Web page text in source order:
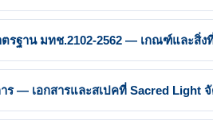
รฐาน มทช.2102-2562 — เกณฑ์และสิ่ง
ร — เอกสารและสเปคที่ Sacred Light